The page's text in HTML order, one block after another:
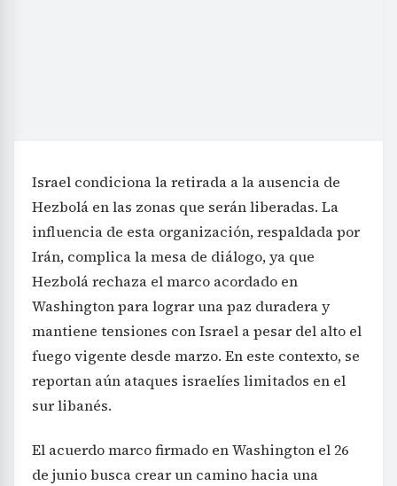
Israel condiciona la retirada a la ausencia de
Hezbolá en las zonas que serán liberadas. La
influencia de esta organización, respaldada por
Irán, complica la mesa de diálogo, ya que
Hezbolá rechaza el marco acordado en
Washington para lograr una paz duradera y
mantiene tensiones con Israel a pesar del alto el
fuego vigente desde marzo. En este contexto, se
reportan aún ataques israelíes limitados en el
sur libanés.
El acuerdo marco firmado en Washington el 26
de junio busca crear un camino hacia una